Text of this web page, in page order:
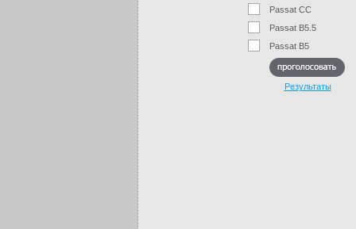
Passat CC
Passat B5.5
Passat B5
Результаты